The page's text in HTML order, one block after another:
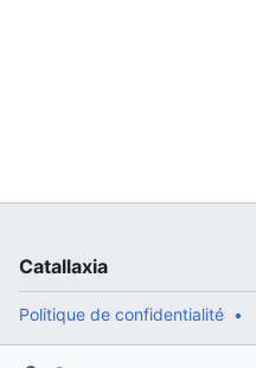
Catallaxia
Politique de confidentialité